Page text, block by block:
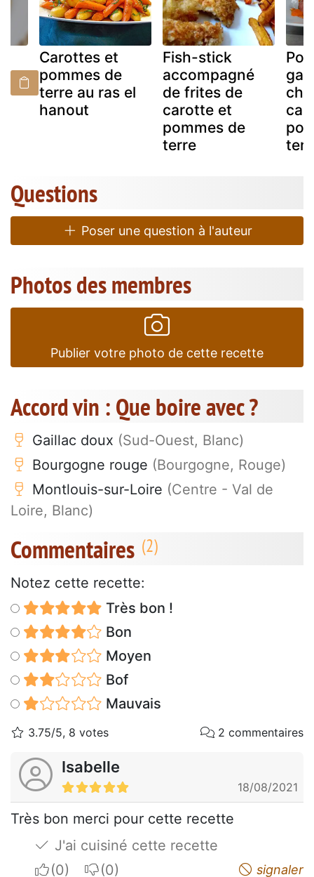
Carottes et
pommes de
terre au ras el
hanout
Fish-stick
accompagné
de frites de
carotte et
pommes de
terre
Questions
Poser une question à l'auteur
Photos des membres
Publier votre photo de cette recette
Accord vin : Que boire avec ?
Gaillac doux (Sud-Ouest, Blanc)
Bourgogne rouge (Bourgogne, Rouge)
Montlouis-sur-Loire (Centre - Val de
Loire, Blanc)
Commentaires
Notez cette recette:
Très bon !
Bon
Moyen
Bof
Mauvais
3.75/5, 8 votes 2 commentaires
Isabelle
18/08/2021
Très bon merci pour cette recette
J'ai cuisiné cette recette
I apreciateI do not appreciate signaler